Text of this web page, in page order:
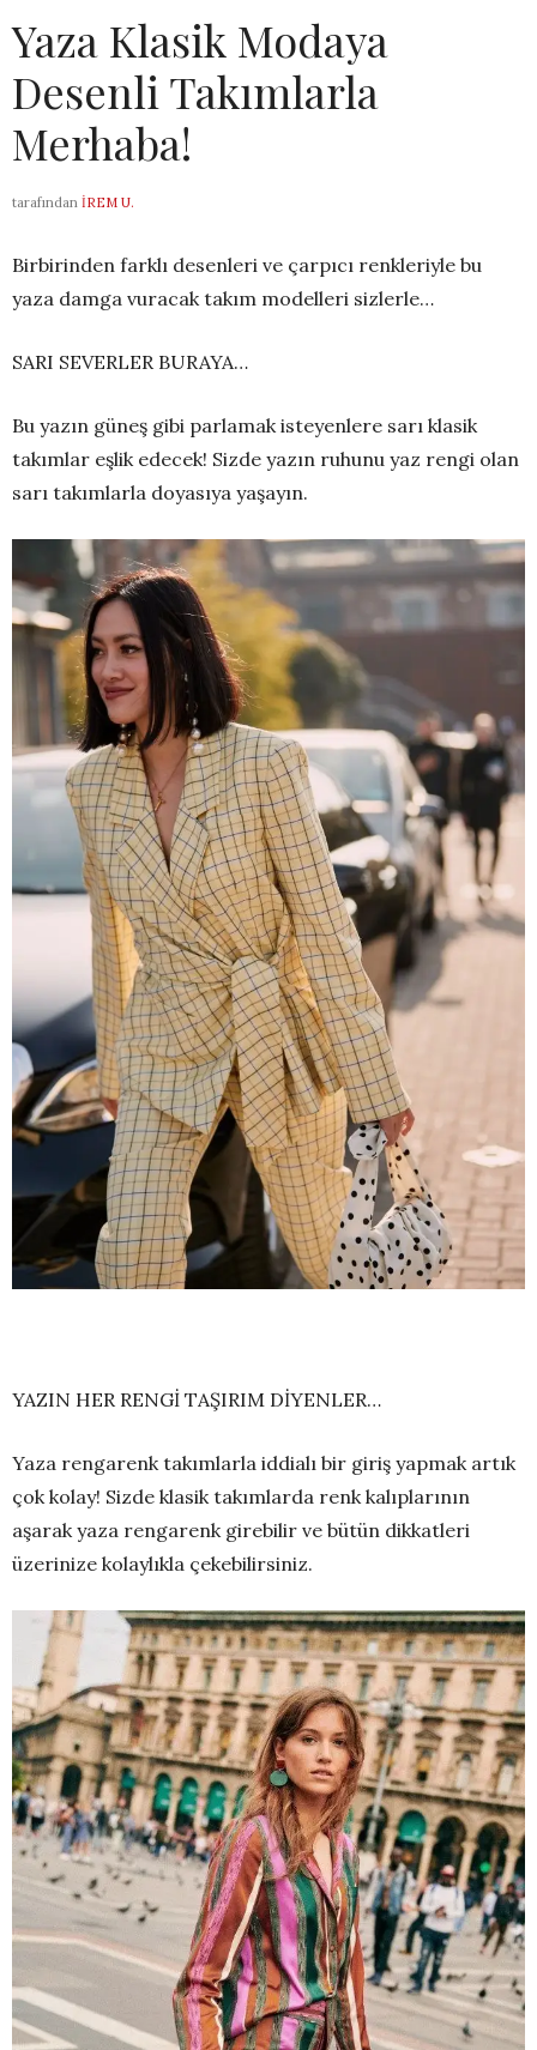
Yaza Klasik Modaya
Desenli Takımlarla
Merhaba!
tarafından İREM U.
Birbirinden farklı desenleri ve çarpıcı renkleriyle bu
yaza damga vuracak takım modelleri sizlerle…
SARI SEVERLER BURAYA…
Bu yazın güneş gibi parlamak isteyenlere sarı klasik
takımlar eşlik edecek! Sizde yazın ruhunu yaz rengi olan
sarı takımlarla doyasıya yaşayın.
YAZIN HER RENGİ TAŞIRIM DİYENLER…
Yaza rengarenk takımlarla iddialı bir giriş yapmak artık
çok kolay! Sizde klasik takımlarda renk kalıplarının
aşarak yaza rengarenk girebilir ve bütün dikkatleri
üzerinize kolaylıkla çekebilirsiniz.